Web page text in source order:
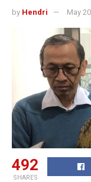
by Hendri May
492
SHARES